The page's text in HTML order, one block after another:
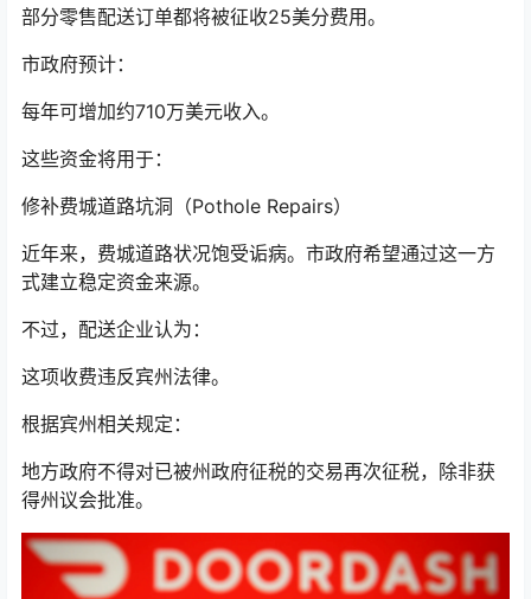
部分零售配送订单都将被征收25美分费用。
市政府预计：
每年可增加约710万美元收入。
这些资金将用于：
修补费城道路坑洞（Pothole Repairs）
近年来，费城道路状况饱受诟病。市政府希望通过这一方
式建立稳定资金来源。
不过，配送企业认为：
这项收费违反宾州法律。
根据宾州相关规定：
地方政府不得对已被州政府征税的交易再次征税，除非获
得州议会批准。